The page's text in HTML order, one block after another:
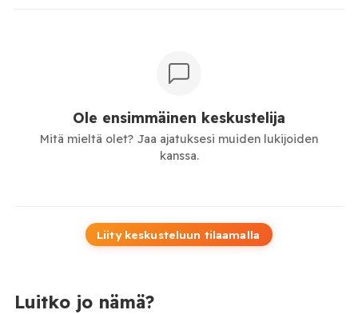
Ole ensimmäinen keskustelija
Mitä mieltä olet? Jaa ajatuksesi muiden lukijoiden
kanssa.
Liity keskusteluun tilaamalla
Luitko jo nämä?